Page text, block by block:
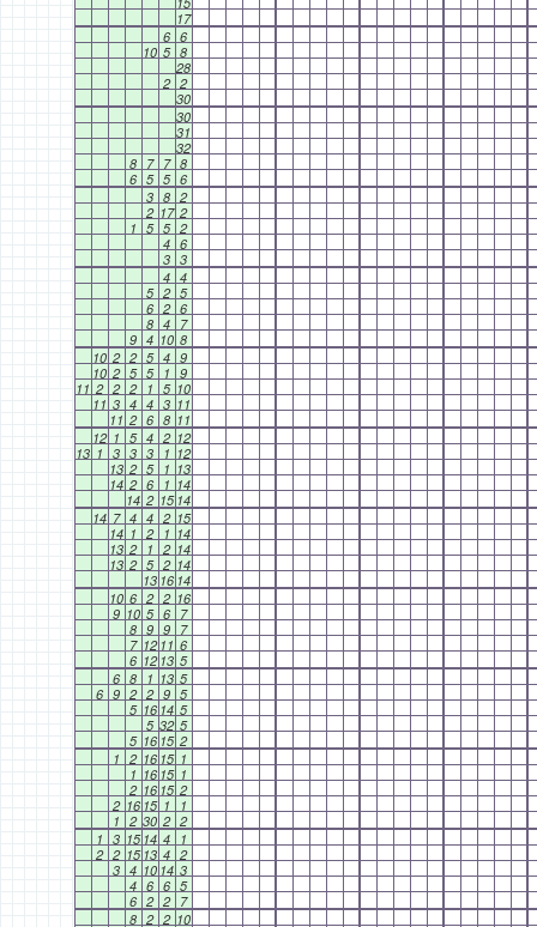
17
6 6
10 5 8
28
2 2
30
30
31
32
8 7 7 8
6 5 5 6
3 8 2
2 17 2
1 5 5 2
4 6
3 3
4 4
5 2 5
6 2 6
8 4 7
9 4 10 8
10 2 2 5 4 9
10 2 5 5 1 9
11 2 2 2 1 5 10
11 3 4 4 3 11
11 2 6 8 11
12 1 5 4 2 12
13 1 3 3 3 1 12
13 2 5 1 13
14 2 6 1 14
14 2 15 14
14 7 4 4 2 15
14 1 2 1 14
13 2 1 2 14
13 2 5 2 14
13 16 14
10 6 2 2 16
9 10 5 6 7
8 9 9 7
7 12 11 6
6 12 13 5
6 8 1 13 5
6 9 2 2 9 5
5 16 14 5
5 32 5
5 16 15 2
1 2 16 15 1
1 16 15 1
2 16 15 2
2 16 15 1
1
1 2 30 2 2
1 3 15 14 4
1
2 2 15 13 4 2
3 4 10 14 3
4 6 6 5
6 2 2 7
8 2 2 10